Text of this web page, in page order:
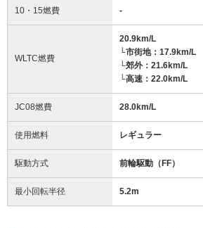
10・15燃費 -
WLTC燃費
20.9km/L
└市街地：17.9km/L
└郊外：21.6km/L
└高速：22.0km/L
JC08燃費 28.0km/L
使用燃料 レギュラー
駆動方式 前輪駆動（FF）
最小回転半径 5.2m